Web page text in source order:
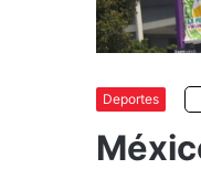
Deportes